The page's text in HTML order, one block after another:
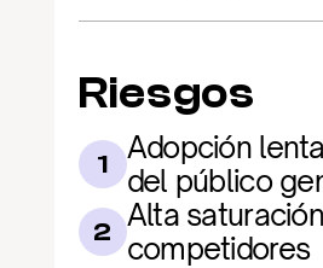
Riesgos
1
Adopción
del público
2 Alta
competidores